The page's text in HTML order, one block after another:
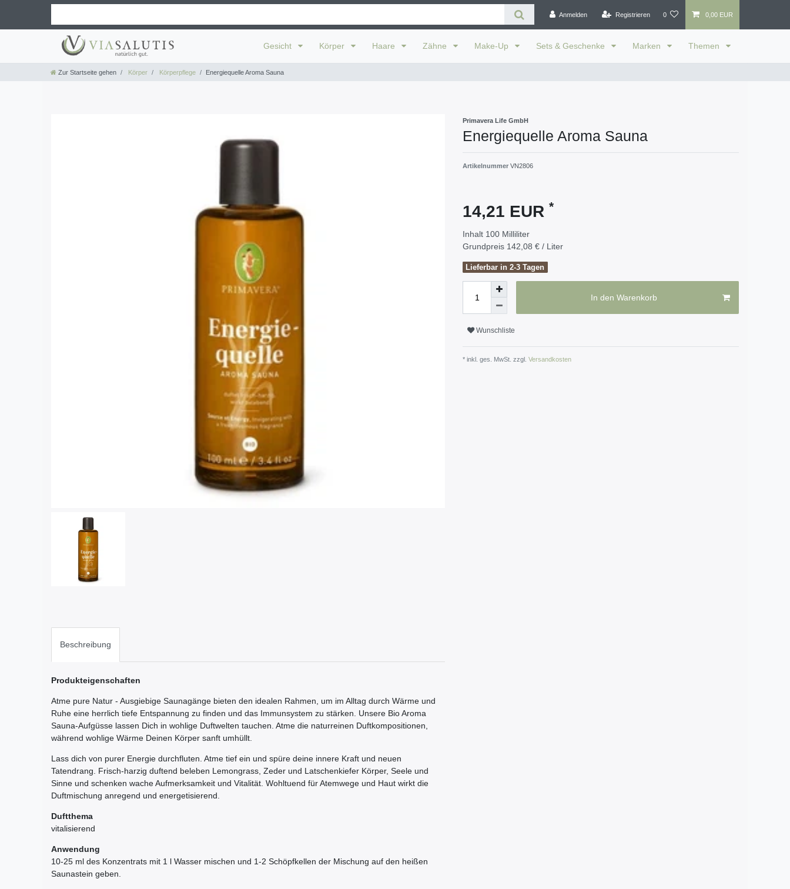
Anmelden Registrieren 0 0,00 EUR
Gesicht Körper Haare Zähne Make-Up Sets & Geschenke Marken Themen
Zur Startseite gehen Körper Körperpflege Energiequelle Aroma Sauna
Primavera Life GmbH
Energiequelle Aroma Sauna
Artikelnummer VN2806
14,21 EUR *
Inhalt 100 Milliliter
Grundpreis 142,08 € / Liter
Lieferbar in 2-3 Tagen
In den Warenkorb
Wunschliste
* inkl. ges. MwSt. zzgl. Versandkosten
Beschreibung
Produkteigenschaften
Atme pure Natur - Ausgiebige Saunagänge bieten den idealen Rahmen, um im Alltag durch Wärme und
Ruhe eine herrlich tiefe Entspannung zu finden und das Immunsystem zu stärken. Unsere Bio Aroma
Sauna-Aufgüsse lassen Dich in wohlige Duftwelten tauchen. Atme die naturreinen Duftkompositionen,
während wohlige Wärme Deinen Körper sanft umhüllt.
Lass dich von purer Energie durchfluten. Atme tief ein und spüre deine innere Kraft und neuen
Tatendrang. Frisch-harzig duftend beleben Lemongrass, Zeder und Latschenkiefer Körper, Seele und
Sinne und schenken wache Aufmerksamkeit und Vitalität. Wohltuend für Atemwege und Haut wirkt die
Duftmischung anregend und energetisierend.
Duftthema
vitalisierend
Anwendung
10-25 ml des Konzentrats mit 1 l Wasser mischen und 1-2 Schöpfkellen der Mischung auf den heißen
Saunastein geben.